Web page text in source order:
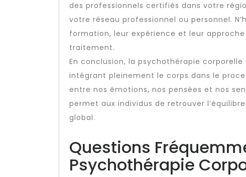
des professionnels certifiés dans votre
votre réseau professionnel ou personnel.
formation, leur expérience et leur
traitement.
En conclusion, la psychothérapie
intégrant pleinement le corps dans le
entre nos émotions, nos pensées et nos
permet aux individus de retrouver
global.
Questions
Psychothérapie